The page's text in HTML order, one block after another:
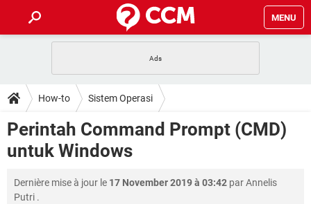
MENU
APLIKASI NONTON FILM & SERI
BUAT AKUN TIKTOK APLIKASI VIDEO-CALL
HOW-TO
SAFE MODE ANDROID
KODE RAHASIA NETFLIX
DOWNLOAD
ADOBE PREMIERE PRO
FORUM
Lupa Password Gmail WiFi Tidak Berfungsi
ENSIKLOPEDIA
How-to Sistem Operasi
Perintah Command Prompt (CMD)
untuk Windows
Dernière mise à jour le 17 November 2019 à 03:42 parAnnelis
Putri .